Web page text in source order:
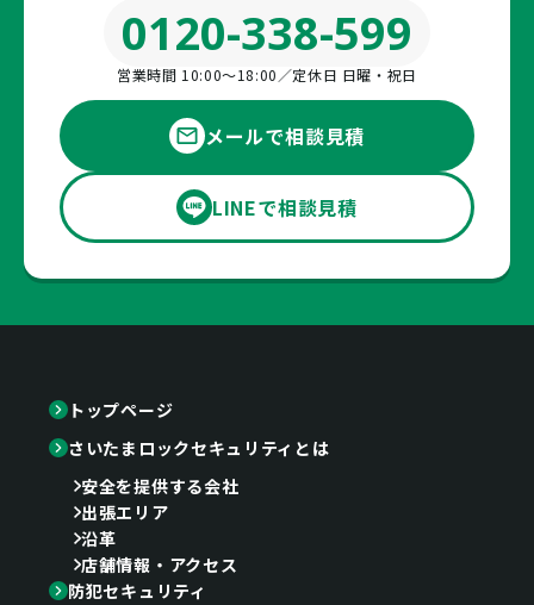
0120-338-599
営業時間 10:00〜18:00／定休日 日曜・祝日
メールで相談見積
LINEで相談見積
トップページ
さいたまロックセキュリティとは
安全を提供する会社
出張エリア
沿革
店舗情報・アクセス
防犯セキュリティ